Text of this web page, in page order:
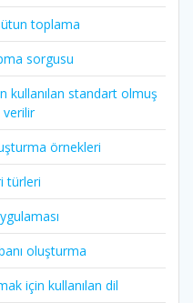
toplama
sorgusu
kullanılan standart olmuş
verilir
örnekleri
türleri
oluşturma
için kullanılan dil